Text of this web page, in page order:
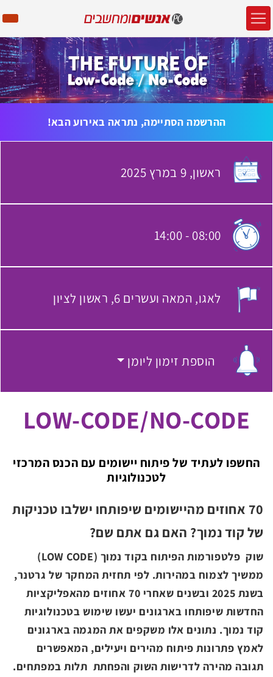
ההרשמה הסתיימה, נתראה באירוע הבא!
האירוע יתקיים בתאריך
ראשון, 9 במרץ
שעת התחלת האירוע:
08:00
-
14:00
מקום האירוע:
לאגו המאה ועשרים 6, ראשון לציון
הוספת זימון ליומן
הוספת זימון ליומן
LOW-CODE/NO-CODE
החשפו לעתיד של פיתוח יישומים עם הכנס המרכזי
לטכנולוגיות
70 אחוזים מהיישומים שיפותחו ישלבו טכניקות
של קוד נמוך? האם גם אתם שם?
שוק פלטפורמות הפיתוח בקוד נמוך (LOW CODE
)
ממשיך לצמוח במהירות. לפי תחזית המחקר של גרטנר,
בשנת 2025 ובשנים שאחרי 70 אחוזים מהאפליקציות
החדשות שיפותחו בארגונים יעשו שימוש בטכנולוגיות
קוד נמוך. נתונים אלו משקפים את המגמה בארגונים
לאמץ פתרונות פיתוח מהירים ויעילים, המאפשרים
תגובה מהירה לדרישות השוק והפחתת תלות במפתחים.